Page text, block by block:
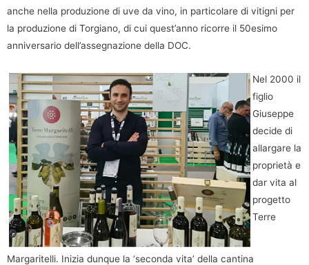
anche nella produzione di uve da vino, in particolare di vitigni per
la produzione di Torgiano, di cui quest’anno ricorre il 50esimo
anniversario dell’assegnazione della DOC.
Nel 2000 il
figlio
Giuseppe
decide di
allargare la
proprietà e
dar vita al
progetto
Terre
Margaritelli. Inizia dunque la ‘seconda vita’ della cantina